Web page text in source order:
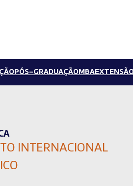
PÓS-GRADUAÇÃOMBA
INTERNACIONAL